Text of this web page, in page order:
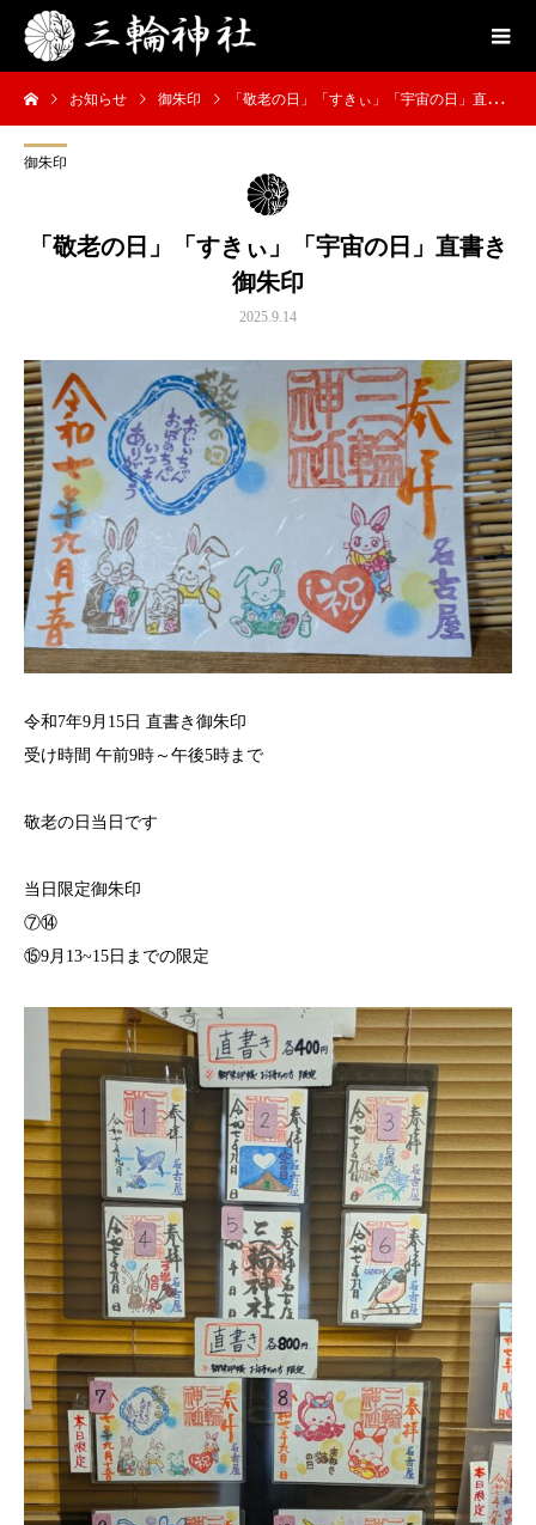
お知らせ 御朱印 「敬老の日」「すきぃ」「宇宙の日」直書き御朱印
御朱印
「敬老の日」「すきぃ」「宇宙の日」直書き
御朱印
2025.9.14
令和7年9月15日 直書き御朱印
受け時間 午前9時～午後5時まで⁡
敬老の日当日です
当日限定御朱印
⑦⑭
⑮9月13~15日までの限定